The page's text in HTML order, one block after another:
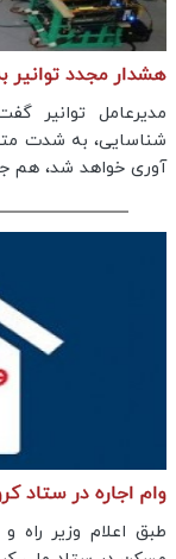
هشدار مجدد توانیر
مدیرعامل توانیر
شناسایی، به شدت
آوری خواهد شد، هم
وام اجاره در ستاد
طبق اعلام وزیر راه